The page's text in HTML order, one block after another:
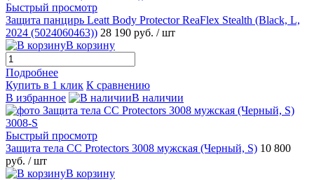
Быстрый просмотр
Защита панцирь Leatt Body Protector ReaFlex Stealth (Black, L,
2024 (5024060463)) 28 190 руб. / шт
В корзину
Подробнее
Купить в 1 клик К сравнению
В избранное
В наличии
Быстрый просмотр
Защита тела СС Protectors 3008 мужская (Черный, S) 10 800
руб. / шт
В корзину